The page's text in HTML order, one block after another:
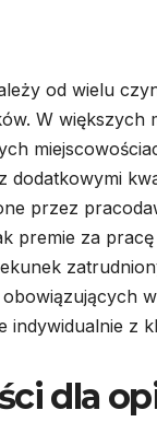
od wielu
W większych
dodatkowymi
przez
premie za
z
dla